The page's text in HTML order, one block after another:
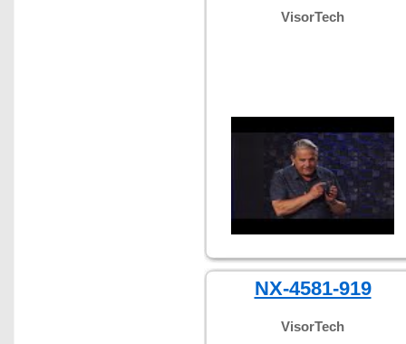
VisorTech
NX-4581-919
VisorTech